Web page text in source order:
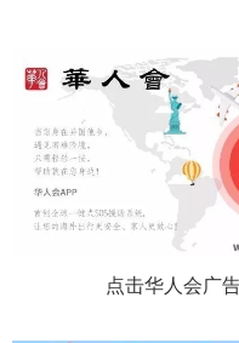
点击华人会广